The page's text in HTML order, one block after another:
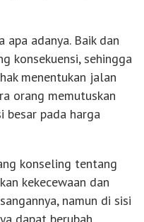
adanya. Baik dan
konsekuensi, sehingga
menentukan jalan
orang memutuskan
besar pada harga
konseling tentang
kekecewaan dan
namun di sisi